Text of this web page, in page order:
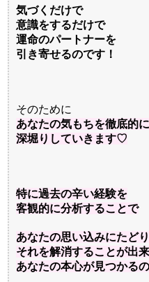
気づくだけで
意識をするだけで
運命のパートナーを
引き寄せるのです！
そのために
あなたの気もちを徹底的に
深堀りしていきます♡
特に過去の辛い経験を
客観的に分析することで
あなたの思い込みにたど
それを解消することが出来
あなたの本心が見つかる